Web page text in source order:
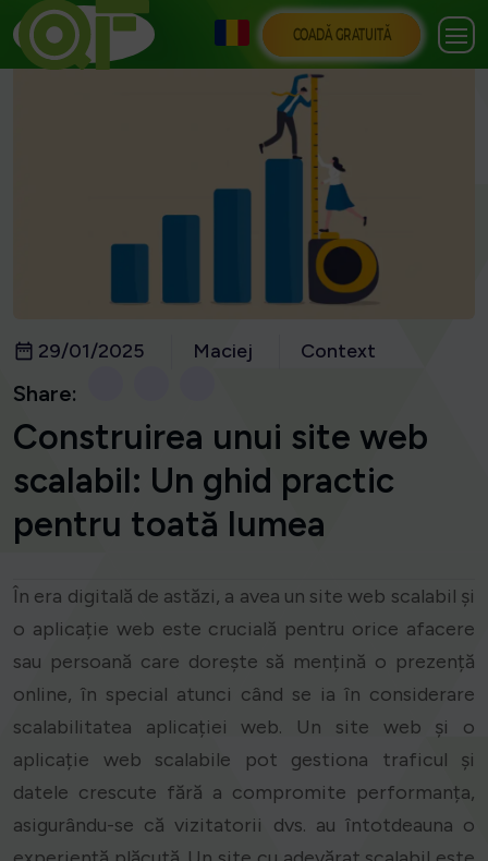
COADĂ GRATUITĂ
29/01/2025 Maciej Context
Share:
Construirea unui site web
scalabil: Un ghid practic
pentru toată lumea
În era digitală de astăzi, a avea un site web scalabil și
o aplicație web este crucială pentru orice afacere
sau persoană care dorește să mențină o prezență
online, în special atunci când se ia în considerare
scalabilitatea aplicației web. Un site web și o
aplicație web scalabile pot gestiona traficul și
datele crescute fără a compromite performanța,
asigurându-se că vizitatorii dvs. au întotdeauna o